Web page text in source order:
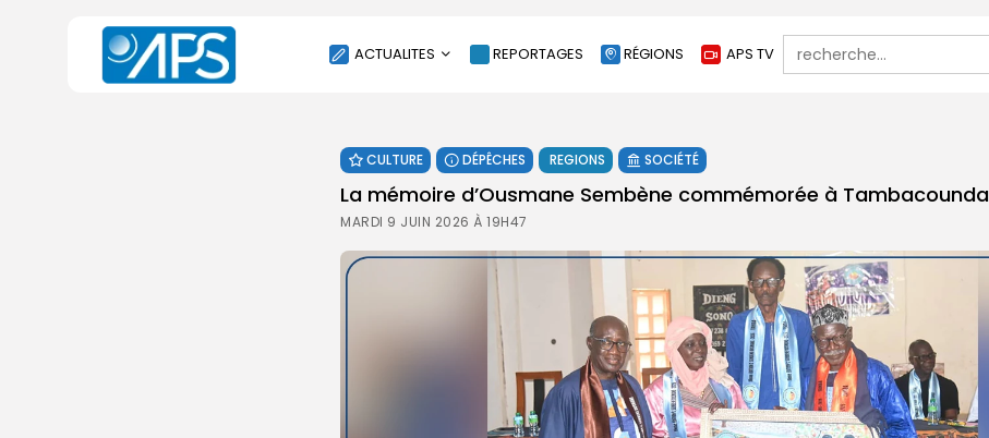
ACTUALITES
SOCIÉTÉ
ÉCONOMIE
CULTURE
SPORT
REPORTAGES RÉGIONS APS TV
Search
for:
CULTURE DÉPÊCHES REGIONS SOCIÉTÉ
La mémoire d’Ousmane Sembène commémorée à Tambacounda
MARDI 9 JUIN 2026 À 19H47